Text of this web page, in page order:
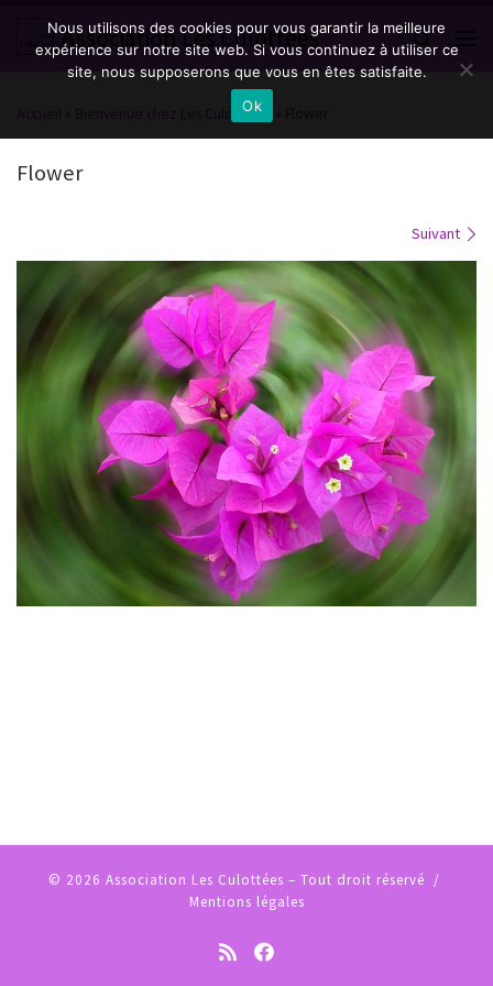
Passer au contenu
Association Les Culottées
Search
Bienvenue chez Les Culottées !
Flower
Suivant
© 2026 Association Les Culottées – Tout droit réservé /
Mentions légales
Nous utilisons des cookies pour vous garantir la meilleure
expérience sur notre site web. Si vous continuez à utiliser ce
site, nous supposerons que vous en êtes satisfaite.
Ok